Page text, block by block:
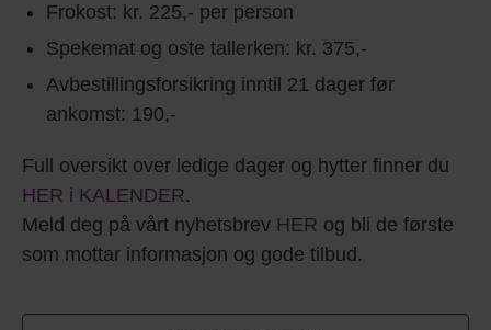
Frokost: kr. 225,- per person
Spekemat og oste tallerken: kr. 375,-
Avbestillingsforsikring inntil 21 dager før
ankomst: 190,-
Full oversikt over ledige dager og hytter finner du
HER i KALENDER.
Meld deg på vårt nyhetsbrev HER og bli de første
som mottar informasjon og gode tilbud.